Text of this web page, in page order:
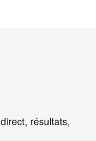
résultats,